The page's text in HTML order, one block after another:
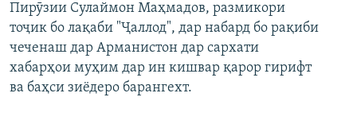
Auto 240p 360p 480p
720p 1080p
360p
480p
Пирӯзии Сулаймон Маҳмадов, размикори
тоҷик бо лақаби "Ҷаллод", дар набард бо рақиби
чеченаш дар Арманистон дар сархати
хабарҳои муҳим дар ин кишвар қарор гирифт
ва баҳси зиёдеро барангехт.